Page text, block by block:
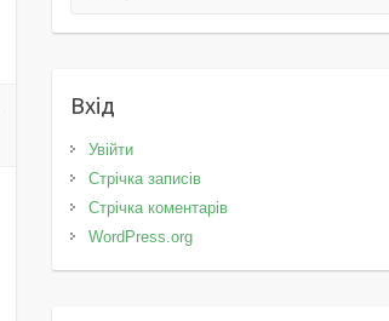
Вхід
Увійти
Стрічка записів
Стрічка коментарів
WordPress.org